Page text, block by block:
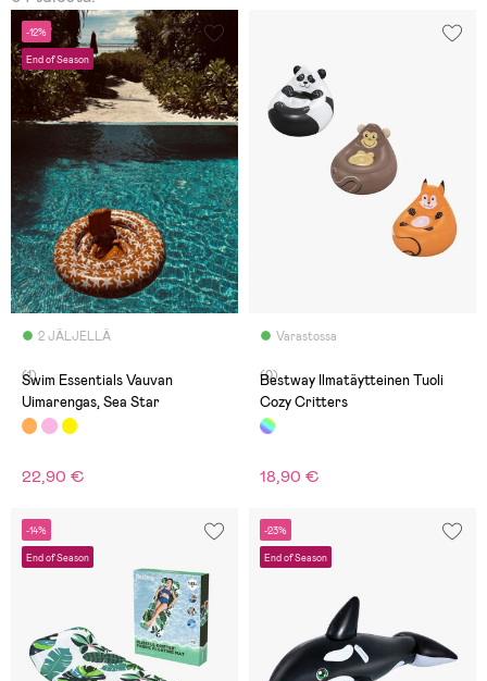
-12%
End of Season
2 JÄLJELLÄ
(1)
Swim Essentials Vauvan
Uimarengas, Sea Star
22,90 €
Varastossa
(0)
Bestway Ilmatäytteinen Tuoli
Cozy Critters
18,90 €
-14%
End of Season
-23%
End of Season